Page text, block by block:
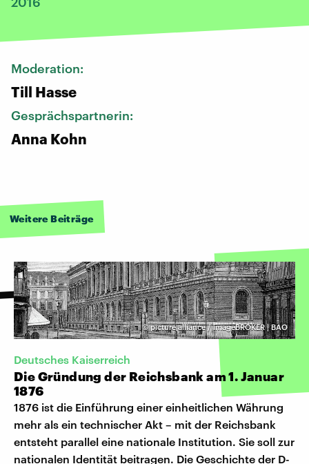
Moderation:
Till Hasse
Gesprächspartnerin:
Anna Kohn
Weitere Beiträge
©picture alliance / imageBROKER | BAO
Deutsches Kaiserreich
Die Gründung der Reichsbank am 1. Januar
1876
1876 ist die Einführung einer einheitlichen Währung
mehr als ein technischer Akt – mit der Reichsbank
entsteht parallel eine nationale Institution. Sie soll zur
nationalen Identität beitragen. Die Geschichte der D-